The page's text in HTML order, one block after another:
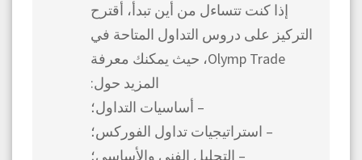
إذا كنت تتساءل من أين تبدأ، أقترح
التركيز على دروس التداول المتاحة في
Olymp Trade، حيث يمكنك معرفة
المزيد حول:
– أساسيات التداول؛
– استراتيجيات تداول الفوركس؛
– التحليل الفني والأساسي؛